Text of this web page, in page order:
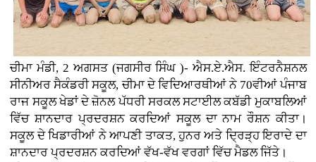
ਚੀਮਾ ਮੰਡੀ, 2 ਅਗਸਤ (ਜਗਸੀਰ ਸਿੰਘ )- ਐਸ.ਏ.ਐਸ. ਇੰਟਰਨੈਸ਼ਨਲ
ਸੀਨੀਅਰ ਸੈਕੰਡਰੀ ਸਕੂਲ, ਚੀਮਾ ਦੇ ਵਿਦਿਆਰਥੀਆਂ ਨੇ 70ਵੀਆਂ ਪੰਜਾਬ
ਰਾਜ ਸਕੂਲ ਖੇਡਾਂ ਦੇ ਜ਼ੋਨਲ ਪੱਧਰੀ ਸਰਕਲ ਸਟਾਈਲ ਕਬੱਡੀ ਮੁਕਾਬਲਿਆਂ
ਵਿੱਚ ਸ਼ਾਨਦਾਰ ਪ੍ਰਦਰਸ਼ਨ ਕਰਦਿਆਂ ਸਕੂਲ ਦਾ ਨਾਮ ਰੌਸ਼ਨ ਕੀਤਾ।
ਸਕੂਲ ਦੇ ਖਿਡਾਰੀਆਂ ਨੇ ਆਪਣੀ ਤਾਕਤ, ਹੁਨਰ ਅਤੇ ਦ੍ਰਿੜ੍ਹ ਇਰਾਦੇ ਦਾ
ਸ਼ਾਨਦਾਰ ਪ੍ਰਦਰਸ਼ਨ ਕਰਦਿਆਂ ਵੱਖ-ਵੱਖ ਵਰਗਾਂ ਵਿੱਚ ਮੈਡਲ ਜਿੱਤੇ।